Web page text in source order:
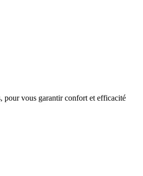
pour vous garantir confort et efficacité